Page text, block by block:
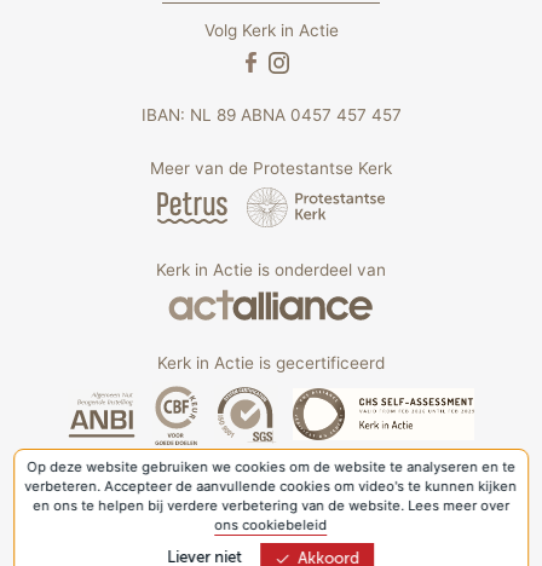
Op deze website gebruiken we cookies om de website te analyseren en te
verbeteren. Accepteer de aanvullende cookies om video's te kunnen kijken
en ons te helpen bij verdere verbetering van de website. Lees meer over
ons cookiebeleid
Liever niet Akkoord
Volg Kerk in Actie
IBAN: NL 89 ABNA 0457 457 457
Meer van de Protestantse Kerk
Kerk in Actie is onderdeel van
Kerk in Actie is gecertificeerd